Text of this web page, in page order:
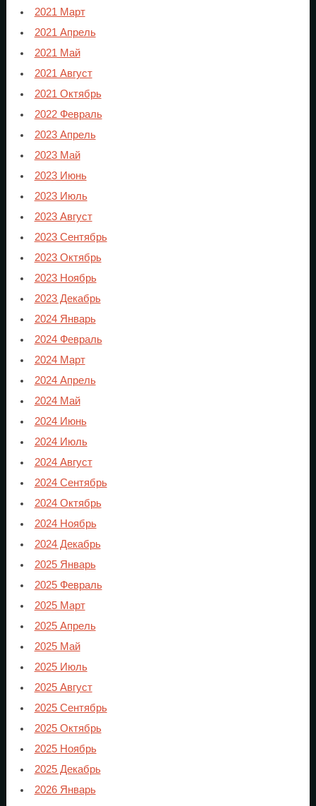
2021 Март
2021 Апрель
2021 Май
2021 Август
2021 Октябрь
2022 Февраль
2023 Апрель
2023 Май
2023 Июнь
2023 Июль
2023 Август
2023 Сентябрь
2023 Октябрь
2023 Ноябрь
2023 Декабрь
2024 Январь
2024 Февраль
2024 Март
2024 Апрель
2024 Май
2024 Июнь
2024 Июль
2024 Август
2024 Сентябрь
2024 Октябрь
2024 Ноябрь
2024 Декабрь
2025 Январь
2025 Февраль
2025 Март
2025 Апрель
2025 Май
2025 Июль
2025 Август
2025 Сентябрь
2025 Октябрь
2025 Ноябрь
2025 Декабрь
2026 Январь